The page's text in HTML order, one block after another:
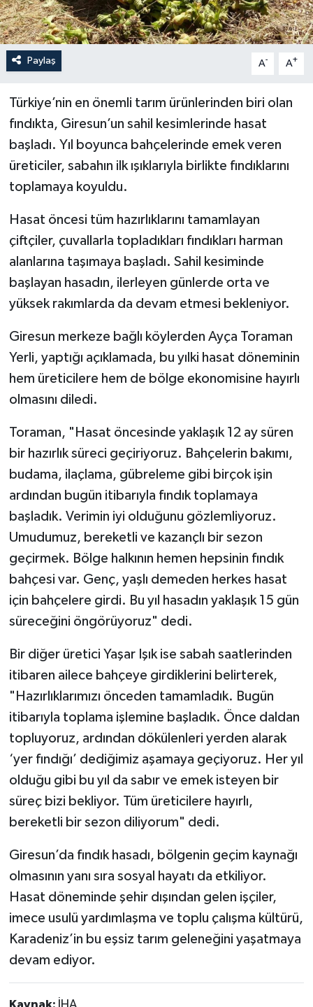
Paylaş A- A+
Türkiye’nin en önemli tarım ürünlerinden biri olan
fındıkta, Giresun’un sahil kesimlerinde hasat
başladı. Yıl boyunca bahçelerinde emek veren
üreticiler, sabahın ilk ışıklarıyla birlikte fındıklarını
toplamaya koyuldu.
Hasat öncesi tüm hazırlıklarını tamamlayan
çiftçiler, çuvallarla topladıkları fındıkları harman
alanlarına taşımaya başladı. Sahil kesiminde
başlayan hasadın, ilerleyen günlerde orta ve
yüksek rakımlarda da devam etmesi bekleniyor.
Giresun merkeze bağlı köylerden Ayça Toraman
Yerli, yaptığı açıklamada, bu yılki hasat döneminin
hem üreticilere hem de bölge ekonomisine hayırlı
olmasını diledi.
Toraman, "Hasat öncesinde yaklaşık 12 ay süren
bir hazırlık süreci geçiriyoruz. Bahçelerin bakımı,
budama, ilaçlama, gübreleme gibi birçok işin
ardından bugün itibarıyla fındık toplamaya
başladık. Verimin iyi olduğunu gözlemliyoruz.
Umudumuz, bereketli ve kazançlı bir sezon
geçirmek. Bölge halkının hemen hepsinin fındık
bahçesi var. Genç, yaşlı demeden herkes hasat
için bahçelere girdi. Bu yıl hasadın yaklaşık 15 gün
süreceğini öngörüyoruz" dedi.
Bir diğer üretici Yaşar Işık ise sabah saatlerinden
itibaren ailece bahçeye girdiklerini belirterek,
"Hazırlıklarımızı önceden tamamladık. Bugün
itibarıyla toplama işlemine başladık. Önce daldan
topluyoruz, ardından dökülenleri yerden alarak
‘yer fındığı’ dediğimiz aşamaya geçiyoruz. Her yıl
olduğu gibi bu yıl da sabır ve emek isteyen bir
süreç bizi bekliyor. Tüm üreticilere hayırlı,
bereketli bir sezon diliyorum" dedi.
Giresun’da fındık hasadı, bölgenin geçim kaynağı
olmasının yanı sıra sosyal hayatı da etkiliyor.
Hasat döneminde şehir dışından gelen işçiler,
imece usulü yardımlaşma ve toplu çalışma kültürü,
Karadeniz’in bu eşsiz tarım geleneğini yaşatmaya
devam ediyor.